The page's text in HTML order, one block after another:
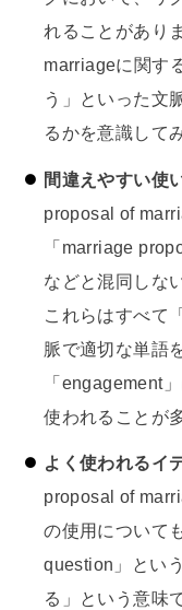
れることがあり
marriageに関す
う」といった文
るかを意識して
間違えやすい使
proposal of
「marriage
などと混同しな
これらはすべて
脈で適切な単語
「engagement
使われることが
よく使われるイ
proposal of
の使用について
question」とい
る」という意味